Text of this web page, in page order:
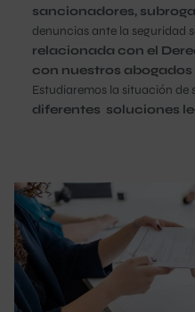
sancionadores,
denuncias ante la seguridad
relacionada con el
con nuestros
Estudiaremos la situación de
diferentes soluciones